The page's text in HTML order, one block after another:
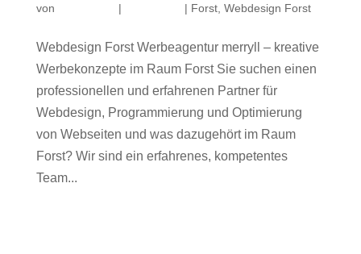
von | | Forst, Webdesign Forst
Webdesign Forst Werbeagentur merryll – kreative
Werbekonzepte im Raum Forst Sie suchen einen
professionellen und erfahrenen Partner für
Webdesign, Programmierung und Optimierung
von Webseiten und was dazugehört im Raum
Forst? Wir sind ein erfahrenes, kompetentes
Team...